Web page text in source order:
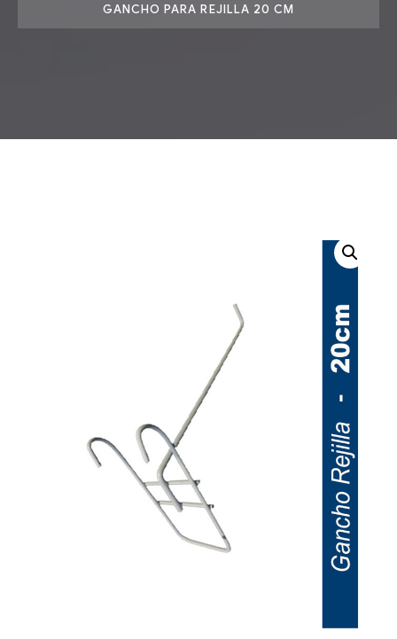
GANCHO PARA REJILLA 20 CM